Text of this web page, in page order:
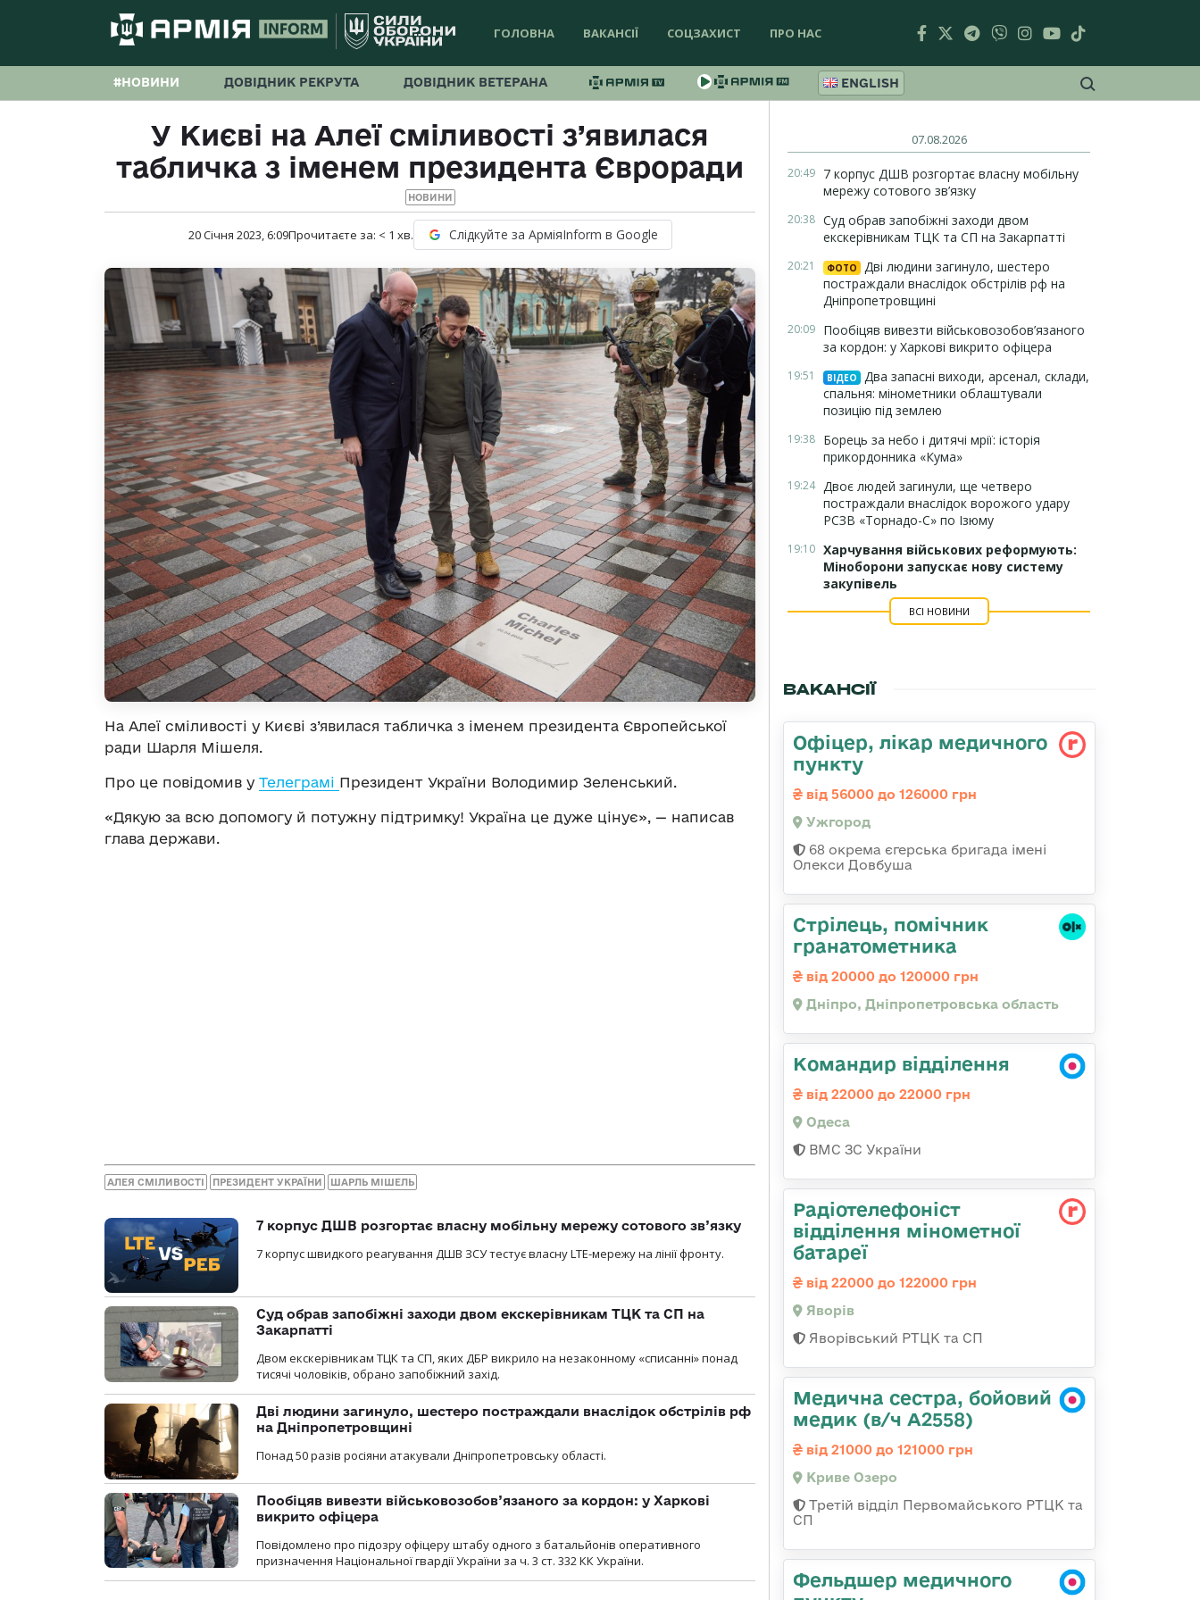
ГОЛОВНА ВАКАНСІЇ СОЦЗАХИСТ ПРО НАС
#НОВИНИ ДОВІДНИК РЕКРУТА ДОВІДНИК ВЕТЕРАНА ENGLISH
У Києві на Алеї сміливості з’явилася
табличка з іменем президента Євроради
НОВИНИ
20 Січня 2023, 6:09Прочитаєте за: < 1 хв. Слідкуйте за АрміяInform в Google
На Алеї сміливості у Києві з’явилася табличка з іменем президента Європейської
ради Шарля Мішеля.
Про це повідомив у Телеграмі Президент України Володимир Зеленський.
«Дякую за всю допомогу й потужну підтримку! Україна це дуже цінує», — написав
глава держави.
АЛЕЯ СМІЛИВОСТІ ПРЕЗИДЕНТ УКРАЇНИ ШАРЛЬ МІШЕЛЬ
7 корпус ДШВ розгортає власну мобільну мережу сотового зв’язку
7 корпус швидкого реагування ДШВ ЗСУ тестує власну LTE-мережу на лінії фронту.
Суд обрав запобіжні заходи двом екскерівникам ТЦК та СП на
Закарпатті
Двом екскерівникам ТЦК та СП, яких ДБР викрило на незаконному «списанні» понад
тисячі чоловіків, обрано запобіжний захід.
Дві людини загинуло, шестеро постраждали внаслідок обстрілів рф
на Дніпропетровщині
Понад 50 разів росіяни атакували Дніпропетровську області.
Пообіцяв вивезти військовозобов’язаного за кордон: у Харкові
викрито офіцера
Повідомлено про підозру офіцеру штабу одного з батальйонів оперативного
призначення Національної гвардії України за ч. 3 ст. 332 КК України.
07.08.2026
20:49 7 корпус ДШВ розгортає власну мобільну
мережу сотового зв’язку
20:38 Суд обрав запобіжні заходи двом
екскерівникам ТЦК та СП на Закарпатті
20:21 ФОТО
Дві людини загинуло, шестеро
постраждали внаслідок обстрілів рф на
Дніпропетровщині
20:09 Пообіцяв вивезти військовозобов’язаного
за кордон: у Харкові викрито офіцера
19:51 ВІДЕО
Два запасні виходи, арсенал, склади,
спальня: мінометники облаштували
позицію під землею
19:38 Борець за небо і дитячі мрії: історія
прикордонника «Кума»
19:24 Двоє людей загинули, ще четверо
постраждали внаслідок ворожого удару
РСЗВ «Торнадо-С» по Ізюму
19:10 Харчування військових реформують:
Міноборони запускає нову систему
закупівель
ВСІ НОВИНИ
ВАКАНСІЇ
Офіцер, лікар медичного
пункту
від 56000 до 126000 грн
Ужгород
68 окрема єгерська бригада імені
Олекси Довбуша
Стрілець, помічник
гранатометника
від 20000 до 120000 грн
Дніпро, Дніпропетровська область
Командир відділення
від 22000 до 22000 грн
Одеса
ВМС ЗС України
Радіотелефоніст
відділення мінометної
батареї
від 22000 до 122000 грн
Яворів
Яворівський РТЦК та СП
Медична сестра, бойовий
медик (в/ч А2558)
від 21000 до 121000 грн
Криве Озеро
Третій відділ Первомайського РТЦК та
СП
Фельдшер медичного